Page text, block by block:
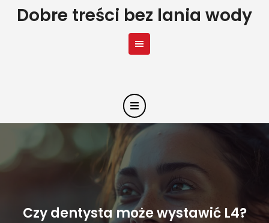
SkipDobre treści bez lania wody
Czy dentysta może wystawić L4?